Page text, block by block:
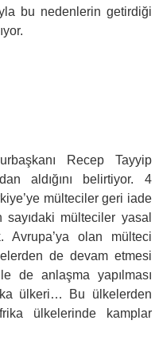
bu nedenlerin getirdiği
Recep Tayyip
aldığını belirtiyor. 4
mülteciler geri iade
mülteciler yasal
Avrupa’ya olan mülteci
de devam etmesi
de anlaşma yapılması
ülkeri… Bu ülkelerden
ülkelerinde kamplar